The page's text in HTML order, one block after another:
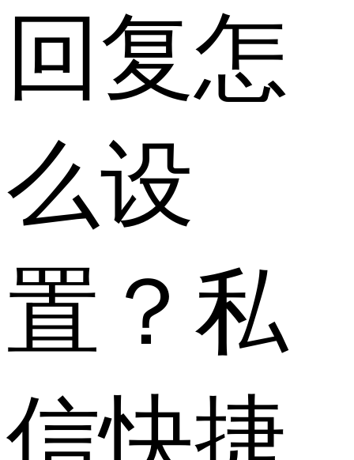
回复怎
么设
置？私